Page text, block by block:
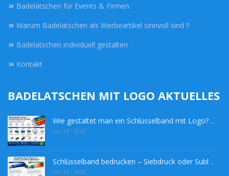
Badelatschen für Events & Firmen
Warum Badelatschen als Werbeartikel sinnvoll sind？
Badelatschen individuell gestalten
Kontakt
BADELATSCHEN MIT LOGO AKTUELLES
Wie gestaltet man ein Schlüsselband mit Logo? ..
Jun 24 - 2026
Schlüsselband bedrucken – Siebdruck oder Subl ..
Jun 24 - 2026